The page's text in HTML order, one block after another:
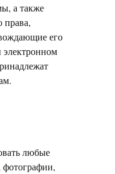
а также
права,
его
любые
фотографии,